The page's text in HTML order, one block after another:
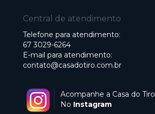
Central de atendimento
Telefone para atendimento:
67 3029-6264
E-mail para atendimento:
contato@casadotiro.com.br
Acompanhe a Casa do Tiro
No Instagram